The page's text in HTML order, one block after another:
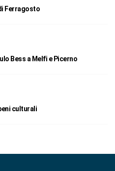
Ferragosto
Bess a Melfi e Picerno
culturali